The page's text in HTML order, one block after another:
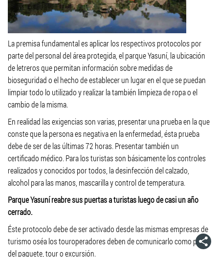
La premisa fundamental es aplicar los respectivos protocolos por
parte del personal del área protegida, el parque Yasuní, la ubicación
de letreros que permitan información sobre medidas de
bioseguridad o el hecho de establecer un lugar en el que se puedan
limpiar todo lo utilizado y realizar la también limpieza de ropa o el
cambio de la misma.
En realidad las exigencias son varias, presentar una prueba en la que
conste que la persona es negativa en la enfermedad, ésta prueba
debe de ser de las últimas 72 horas. Presentar también un
certificado médico. Para los turistas son básicamente los controles
realizados y conocidos por todos, la desinfección del calzado,
alcohol para las manos, mascarilla y control de temperatura.
Parque Yasuní reabre sus puertas a turistas luego de casi un año
cerrado.
Éste protocolo debe de ser activado desde las mismas empresas de
turismo oséa los touroperadores deben de comunicarlo como parte
del paquete, tour o excursión.